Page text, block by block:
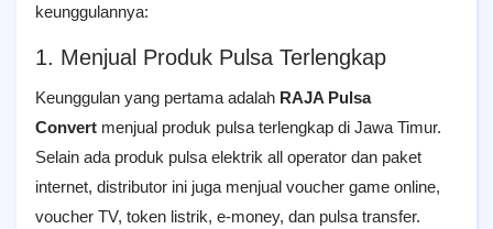
keunggulannya:
1. Menjual Produk Pulsa Terlengkap
Keunggulan yang pertama adalah RAJA Pulsa
Convert menjual produk pulsa terlengkap di Jawa Timur.
Selain ada produk pulsa elektrik all operator dan paket
internet, distributor ini juga menjual voucher game online,
voucher TV, token listrik, e-money, dan pulsa transfer.